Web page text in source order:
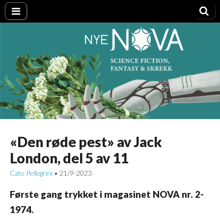
Nye NOVA
«Den røde pest» av Jack
London, del 5 av 11
Cato Pellegrini • 21/9-2023
Første gang trykket i magasinet NOVA nr. 2-
1974.